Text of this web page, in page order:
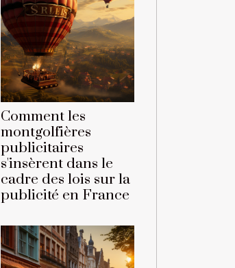
Comment les
montgolfières
publicitaires
s'insèrent dans le
cadre des lois sur la
publicité en France